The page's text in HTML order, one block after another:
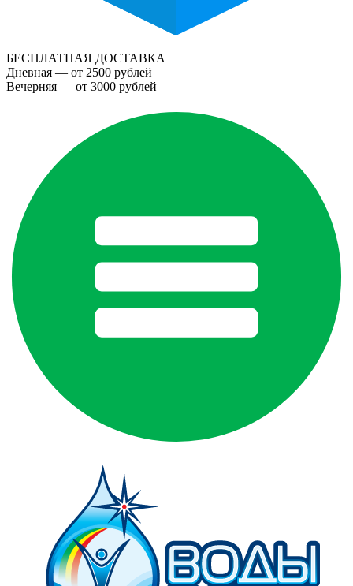
БЕСПЛАТНАЯ ДОСТАВКА
Дневная — от 2500 рублей
Вечерняя — от 3000 рублей